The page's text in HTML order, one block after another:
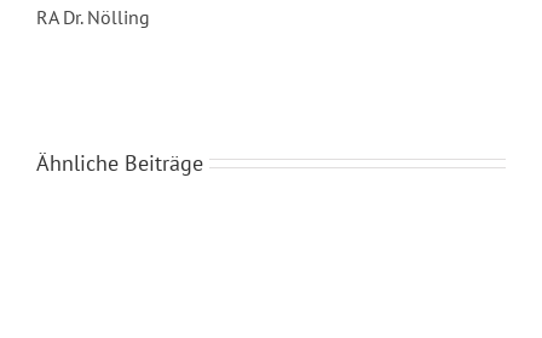
RA Dr. Nölling
Ähnliche Beiträge